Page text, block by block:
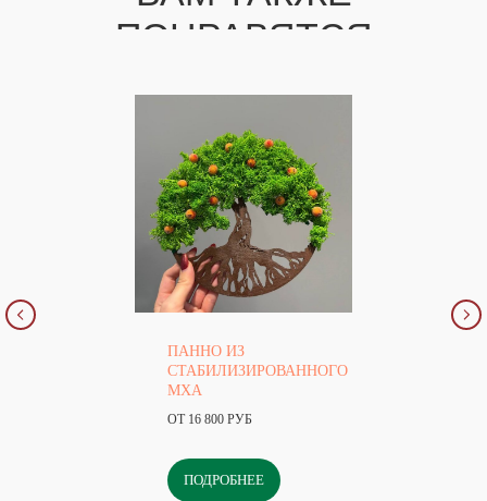
ПАННО ИЗ
СТАБИЛИЗИРОВАННОГО
МХА
ОТ 16 800 РУБ
ПОДРОБНЕЕ